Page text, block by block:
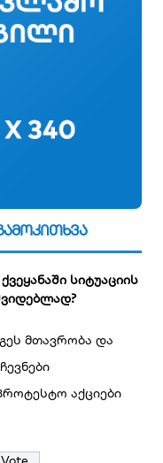
სიტუაციის
მთავრობა და
აქციები